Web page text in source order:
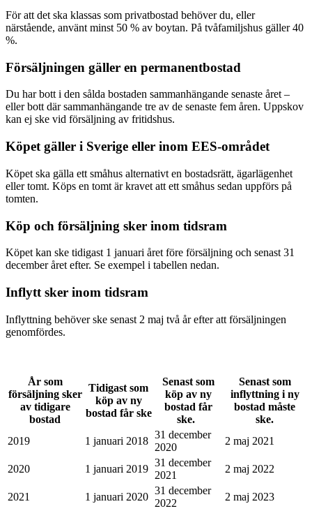
För att det ska klassas som privatbostad behöver du, eller
närstående, använt minst 50 % av boytan. På tvåfamiljshus gäller 40
%.
Försäljningen gäller en permanentbostad
Du har bott i den sålda bostaden sammanhängande senaste året –
eller bott där sammanhängande tre av de senaste fem åren. Uppskov
kan ej ske vid försäljning av fritidshus.
Köpet gäller i Sverige eller inom EES-området
Köpet ska gälla ett småhus alternativt en bostadsrätt, ägarlägenhet
eller tomt. Köps en tomt är kravet att ett småhus sedan uppförs på
tomten.
Köp och försäljning sker inom tidsram
Köpet kan ske tidigast 1 januari året före försäljning och senast 31
december året efter. Se exempel i tabellen nedan.
Inflytt sker inom tidsram
Inflyttning behöver ske senast 2 maj två år efter att försäljningen
genomfördes.
År som
försäljning sker
av tidigare
bostad
Tidigast som
köp av ny
bostad får ske
Senast som
köp av ny
bostad får
ske.
Senast som
inflyttning i ny
bostad måste
ske.
2019
1 januari 2018
31 december
2020
2 maj 2021
2020 1 januari 2019
31 december
2021
2 maj 2022
2021 1 januari 2020
31 december
2022
2 maj 2023